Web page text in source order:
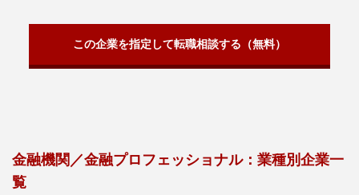
この企業を指定して転職相談する（無料）
金融機関／金融プロフェッショナル：業種別企業一
覧